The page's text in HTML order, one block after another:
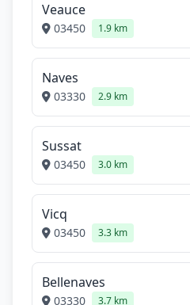
Veauce
03450 1.9 km
Naves
03330 2.9 km
Sussat
03450 3.0 km
Vicq
03450 3.3 km
Bellenaves
03330 3.7 km